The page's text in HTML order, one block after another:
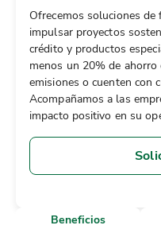
Ofrecemos soluciones de
impulsar proyectos
crédito y productos
menos un 20% de ahorro
emisiones o cuenten con
Acompañamos a las
impacto positivo en su
Beneficios